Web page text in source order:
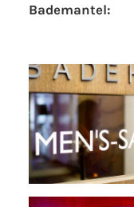
Bademantel: